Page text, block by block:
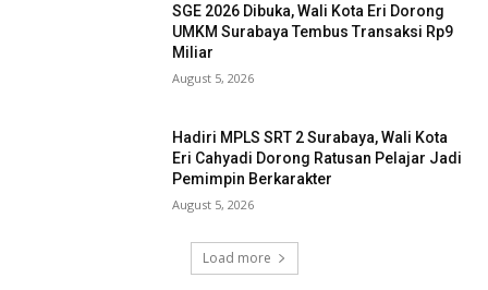
SGE 2026 Dibuka, Wali Kota Eri Dorong
UMKM Surabaya Tembus Transaksi Rp9
Miliar
August 5, 2026
Hadiri MPLS SRT 2 Surabaya, Wali Kota
Eri Cahyadi Dorong Ratusan Pelajar Jadi
Pemimpin Berkarakter
August 5, 2026
Load more